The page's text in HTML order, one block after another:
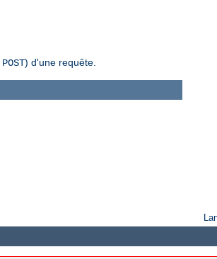
POST) d'une requête.